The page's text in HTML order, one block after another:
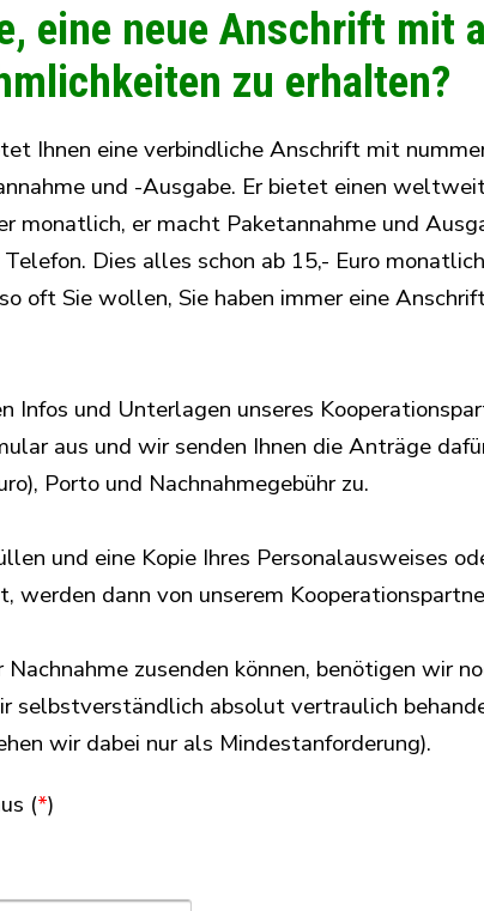
eine neue Anschrift mit
zu erhalten?
Ihnen eine verbindliche Anschrift mit
und -Ausgabe. Er bietet einen
monatlich, er macht Paketannahme und
Dies alles schon ab 15,- Euro
oft Sie wollen, Sie haben immer eine
Infos und Unterlagen unseres
aus und wir senden Ihnen die Anträge
Porto und Nachnahmegebühr zu.
und eine Kopie Ihres Personalausweises
dann von unserem
zusenden können, benötigen wir
selbstverständlich absolut vertraulich
wir dabei nur als Mindestanforderung).
(*)